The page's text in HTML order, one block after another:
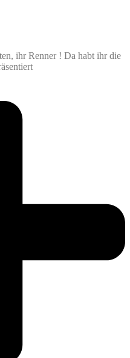
ihr Renner ! Da habt ihr die